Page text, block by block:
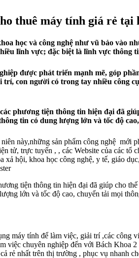
thuê máy tính giá rẻ tại
học và công nghệ như vũ bảo vào
lĩnh vực; đặc biệt là lĩnh vực thông
được phát triển mạnh mẽ, góp
con người có trong tay nhiều công
phương tiện thông tin hiện đại đã
tin có dung lượng lớn và tốc độ
này,những sản phẩm công nghệ mới
trực tuyến , , các Website của các tổ
hội, khoa học công nghệ, y tế, giáo
tiện thông tin hiện đại đã giúp cho
lớn và tốc độ cao, chuyển tải mọi
máy tính để làm việc, giải trí ,các
chuyên nghiệp đến với Bách Khoa
rẻ nhất trên thị trường , phục vụ nhanh